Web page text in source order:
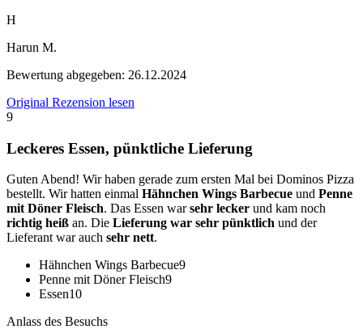
H
Harun M.
Bewertung abgegeben: 26.12.2024
Original Rezension lesen
9
Leckeres Essen, pünktliche Lieferung
Guten Abend! Wir haben gerade zum ersten Mal bei Dominos Pizza
bestellt. Wir hatten einmal Hähnchen Wings Barbecue und Penne
mit Döner Fleisch. Das Essen warsehr lecker und kam noch
richtig heiß an. Die Lieferung war sehr pünktlich und der
Lieferant war auch sehr nett.
Hähnchen Wings Barbecue9
Penne mit Döner Fleisch9
Essen10
Anlass des Besuchs